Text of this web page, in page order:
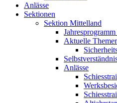
Anlässe
Sektionen
Sektion Mittelland
Aktuelle
Anlässe